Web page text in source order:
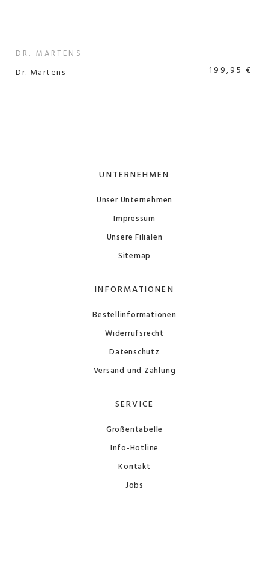
DR. MARTENS
Dr. Martens 199,95 €
UNTERNEHMEN
Unser Unternehmen
Impressum
Unsere Filialen
Sitemap
INFORMATIONEN
Bestellinformationen
Widerrufsrecht
Datenschutz
Versand und Zahlung
SERVICE
Größentabelle
Info-Hotline
Kontakt
Jobs